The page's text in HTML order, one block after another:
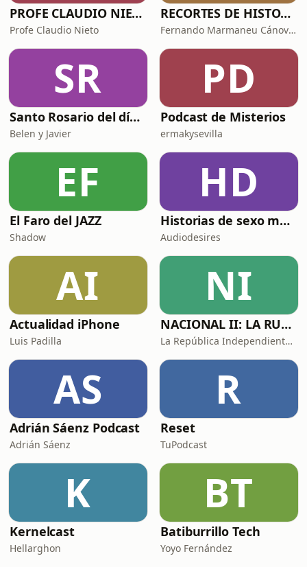
PROFE CLAUDIO NIETO
Profe Claudio Nieto
RECORTES DE HISTORIA Y CIENCIA
Fernando Marmaneu Cánovas
SR
Santo Rosario del día. 🙏 Reza con nosotros en castellano 🇪🇸
Belen y Javier
PD
Podcast de Misterios
ermakysevilla
EF
El Faro del JAZZ
Shadow
HD
Historias de sexo muy intensas y calientes
Audiodesires
AI
Actualidad iPhone
Luis Padilla
NI
NACIONAL II: LA RUTA DEL EXILIO
La República Independiente de la Radio
AS
Adrián Sáenz Podcast
Adrián Sáenz
R
Reset
TuPodcast
K
Kernelcast
Hellarghon
BT
Batiburrillo Tech
Yoyo Fernández